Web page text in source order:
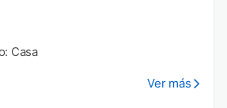
Casa
Ver más